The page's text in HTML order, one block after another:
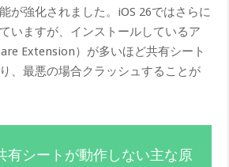
が強化されました。iOS 26ではさらに
いますが、インストールしているア
Extension）が多いほど共有シート
、最悪の場合クラッシュすることが
有シートが動作しない主な原